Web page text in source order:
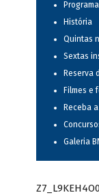
História
Quintas
Sextas
Reserva
Filmes e
Receba
Galeria